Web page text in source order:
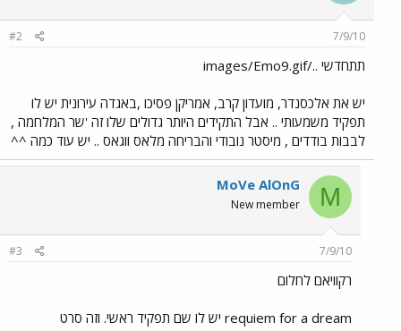
7/9/10
#2
תתחדשי ../images/Emo9.gif
יש את אלכסנדר, מועדון קרב, אמריקן פסיכו ,באגדה עירונית יש לו
תפקיד משמעותי .. אבל התקידים היותר גדולים שלו זה 'שר המלחמה ,
לבבות בודדים , מיסטר נובודי והבריחה מלאס ווגאס .. יש עוד כמה ^^
M
MoVe AlOnG
New member
7/9/10
#3
רקוויאם לחלום
requiem for a dream יש לו שם תפקיד ראשי. וזה סרט